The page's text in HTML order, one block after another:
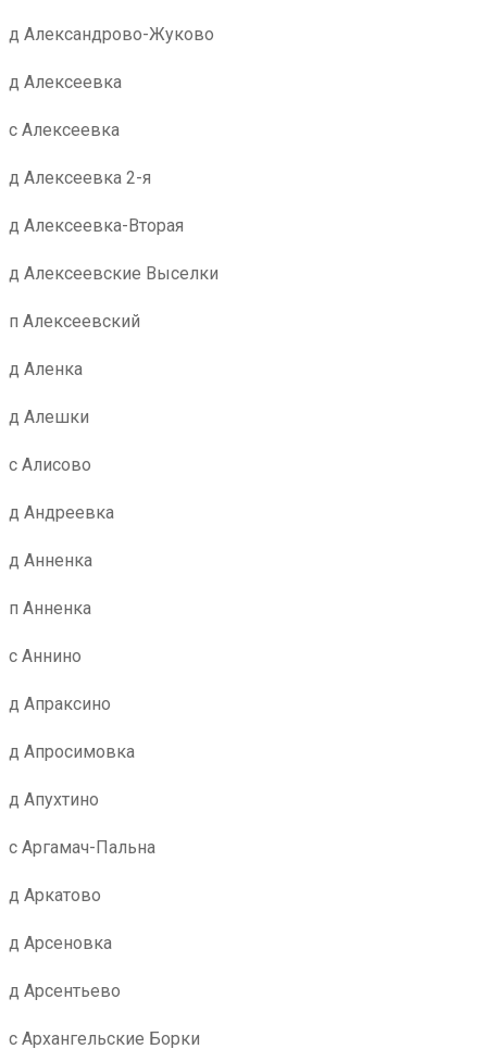
д Александрово-Жуково
д Алексеевка
с Алексеевка
д Алексеевка 2-я
д Алексеевка-Вторая
д Алексеевские Выселки
п Алексеевский
д Аленка
д Алешки
с Алисово
д Андреевка
д Анненка
п Анненка
с Аннино
д Апраксино
д Апросимовка
д Апухтино
с Аргамач-Пальна
д Аркатово
д Арсеновка
д Арсентьево
с Архангельские Борки